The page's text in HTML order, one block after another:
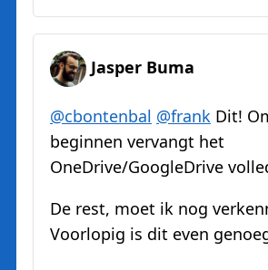
Jasper Buma
@cbontenbal @frank Dit!
beginnen vervangt het
OneDrive/GoogleDrive
De rest, moet ik nog
Voorlopig is dit even